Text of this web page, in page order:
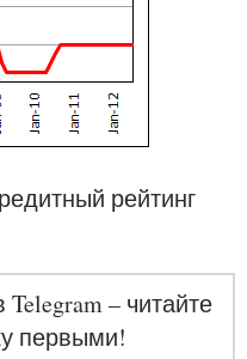
рейтинг
Telegram – читайте
первыми!